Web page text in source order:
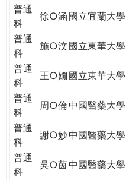
普通
科
徐○涵 國立宜蘭大學
普通
科
施○汶 國立東華大學
普通
科
王○嫺國立東華大學
普通
科
周○倫中國醫藥大學
普通
科
謝○妙中國醫藥大學
普通
科
吳○茵中國醫藥大學